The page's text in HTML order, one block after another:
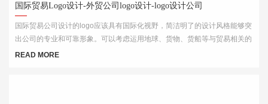
国际贸易Logo设计-外贸公司logo设计-logo设计公司
国际贸易公司设计的logo应该具有国际化视野，简洁明了的设计风格能够突
出公司的专业和可靠形象。可以考虑运用地球、货物、货船等与贸易相关的
元素，结合简洁的字体和线条，突出公司的国际化特点。
READ MORE